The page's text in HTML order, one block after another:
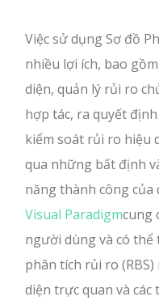
Việc sử dụng Sơ đồ
nhiều lợi ích, bao
diện, quản lý rủi ro
hợp tác, ra quyết
kiểm soát rủi ro hiệu
qua những bất định
năng thành công của
Visual Paradigmcung
người dùng và có thể
phân tích rủi ro
diện trực quan và